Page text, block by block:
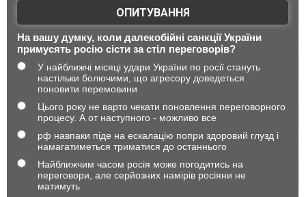
ОПИТУВАННЯ
На вашу думку, коли далекобійні санкції України
примусять росію сісти за стіл переговорів?
У найближчі місяці удари України по росії стануть
настільки болючими, що агресору доведеться
поновити перемовини
Цього року не варто чекати поновлення переговорного
процесу. А от наступного - можливо все
рф навпаки піде на ескалацію попри здоровий глузд і
намагатиметься триматися до останнього
Найближчим часом росія може погодитись на
переговори, але серйозних намірів росіяни не
матимуть